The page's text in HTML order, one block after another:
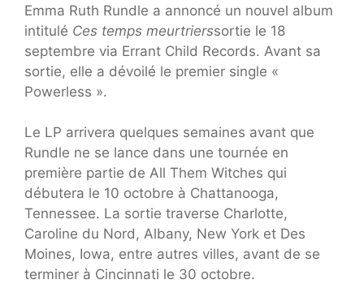
Emma Ruth Rundle a annoncé un nouvel album
intitulé Ces temps meurtrierssortie le 18
septembre via Errant Child Records. Avant sa
sortie, elle a dévoilé le premier single «
Powerless ».
Le LP arrivera quelques semaines avant que
Rundle ne se lance dans une tournée en
première partie de All Them Witches qui
débutera le 10 octobre à Chattanooga,
Tennessee. La sortie traverse Charlotte,
Caroline du Nord, Albany, New York et Des
Moines, Iowa, entre autres villes, avant de se
terminer à Cincinnati le 30 octobre.